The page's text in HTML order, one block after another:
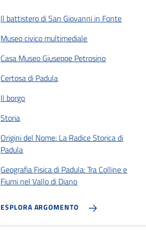
Il battistero di San Giovanni in Fonte
Museo civico multimediale
Casa Museo Giuseppe Petrosino
Certosa di Padula
Il borgo
Storia
Origini del Nome: La Radice Storica di
Padula
Geografia Fisica di Padula: Tra Colline e
Fiumi nel Vallo di Diano
ESPLORA ARGOMENTO